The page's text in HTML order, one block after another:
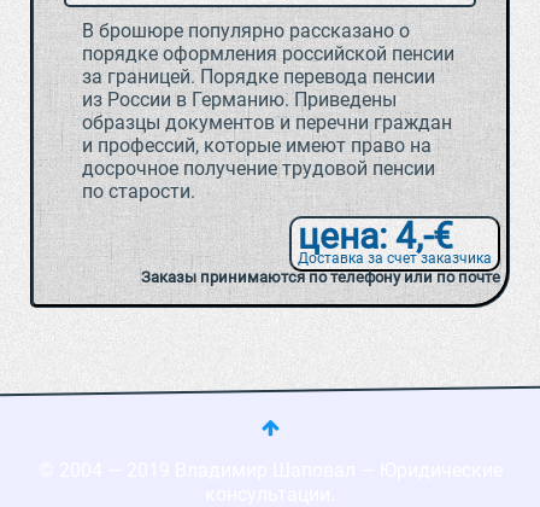
В брошюре популярно рассказано о
порядке оформления российской пенсии
за границей. Порядке перевода пенсии
из России в Германию. Приведены
образцы документов и перечни граждан
и профессий, которые имеют право на
досрочное получение трудовой пенсии
по старости.
цена: 4,-€
Доставка за счет заказчика
Заказы принимаются по телефону или по почте